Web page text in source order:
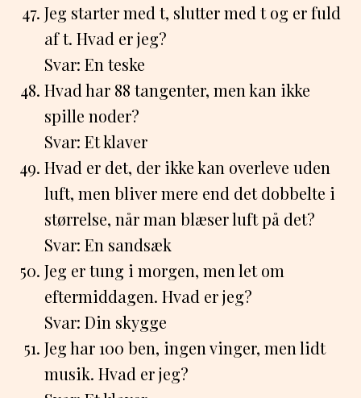
Jeg starter med t, slutter med t og er fuld
af t. Hvad er jeg?
Svar: En teske
Hvad har 88 tangenter, men kan ikke
spille noder?
Svar: Et klaver
Hvad er det, der ikke kan overleve uden
luft, men bliver mere end det dobbelte i
størrelse, når man blæser luft på det?
Svar: En sandsæk
Jeg er tung i morgen, men let om
eftermiddagen. Hvad er jeg?
Svar: Din skygge
Jeg har 100 ben, ingen vinger, men lidt
musik. Hvad er jeg?